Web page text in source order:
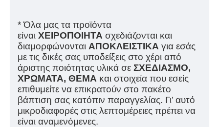
* Όλα μας τα προϊόντα
είναι ΧΕΙΡΟΠΟΙΗΤΑ σχεδιάζονται και
διαμορφώνονται ΑΠΟΚΛΕΙΣΤΙΚΑ για εσάς
με τις δικές σας υποδείξεις στο χέρι από
άριστης ποιότητας υλικά σε ΣΧΕΔΙΑΣΜΟ,
ΧΡΩΜΑΤΑ, ΘΕΜΑ και στοιχεία που εσείς
επιθυμείτε να επικρατούν στο πακέτο
βάπτιση σας κατόπιν παραγγελίας. Γι’ αυτό
μικροδιαφορές στις λεπτομέρειες πρέπει να
είναι αναμενόμενες.